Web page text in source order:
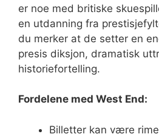
er noe med britiske
en utdanning fra
du merker at de setter en
presis diksjon, dramatisk
historiefortelling.
Fordelene med West End:
Billetter kan være